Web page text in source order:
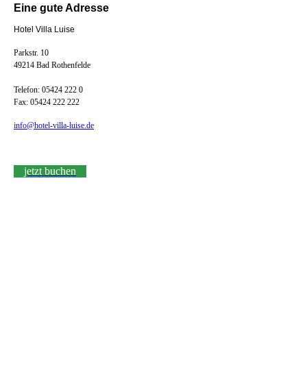
Eine gute Adresse
Hotel Villa Luise
Parkstr. 10
49214 Bad Rothenfelde
Telefon: 05424 222 0
Fax: 05424 222 222
info@hotel-villa-luise.de
jetzt buchen